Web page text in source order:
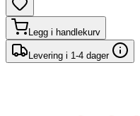
Legg i handlekurv
Levering i 1-4 dager